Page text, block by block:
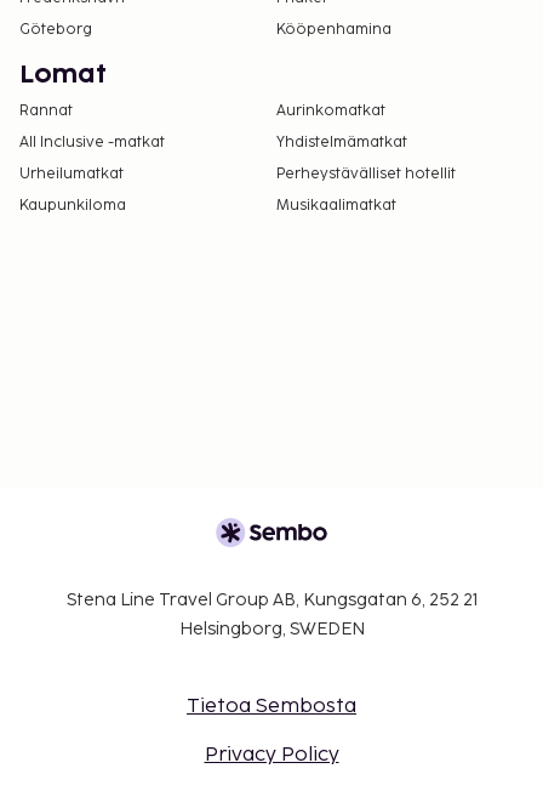
majoituspaikkaan yhteyttä ennen saapumista
soittamalla varausvahvistuksessa olevaan
numeroon.
varausvahvistuksessa olevia yhteystietoja.
Göteborg
Kööpenhamina
Lomat
Rannat
Aurinkomatkat
All Inclusive -matkat
Yhdistelmämatkat
Urheilumatkat
Perheystävälliset hotellit
Kaupunkiloma
Musikaalimatkat
Stena Line Travel Group AB, Kungsgatan 6, 252 21
Helsingborg, SWEDEN
Tietoa Sembosta
Privacy Policy